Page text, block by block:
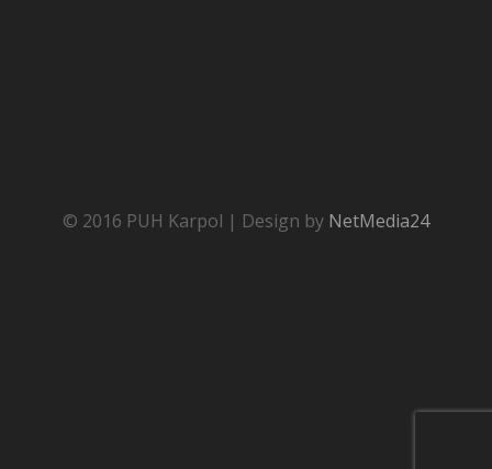
© 2016 PUH Karpol | Design by NetMedia24